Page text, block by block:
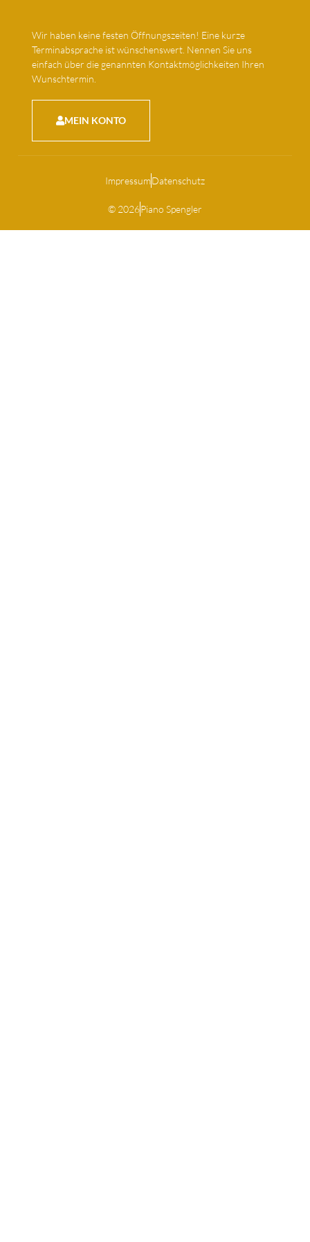
Wir haben keine festen Öffnungszeiten! Eine kurze
Terminabsprache ist wünschenswert. Nennen Sie uns
einfach über die genannten Kontaktmöglichkeiten Ihren
Wunschtermin.
MEIN KONTO
ImpressumDatenschutz
© 2026Piano Spengler